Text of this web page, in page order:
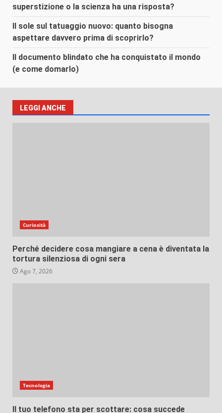
superstizione o la scienza ha una risposta?
Il sole sul tatuaggio nuovo: quanto bisogna
aspettare davvero prima di scoprirlo?
Il documento blindato che ha conquistato il mondo
(e come domarlo)
LEGGI ANCHE
Curiosità
Perché decidere cosa mangiare a cena è diventata la
tortura silenziosa di ogni sera
Ago 7, 2026
Tecnologia
Il tuo telefono sta per scottare: cosa succede